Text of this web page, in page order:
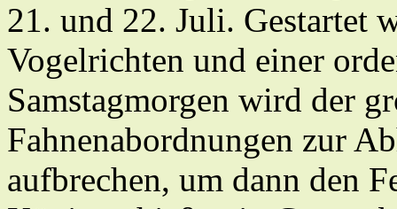
21. und 22. Juli. Gestartet
Vogelrichten und einer
Samstagmorgen wird der
Fahnenabordnungen zur
aufbrechen, um dann den